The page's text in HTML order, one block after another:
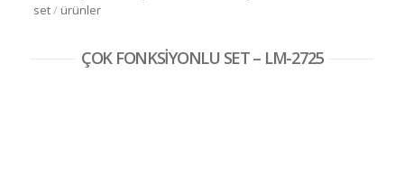
set/ ürünler
ÇOK FONKSİYONLU SET – LM-2725